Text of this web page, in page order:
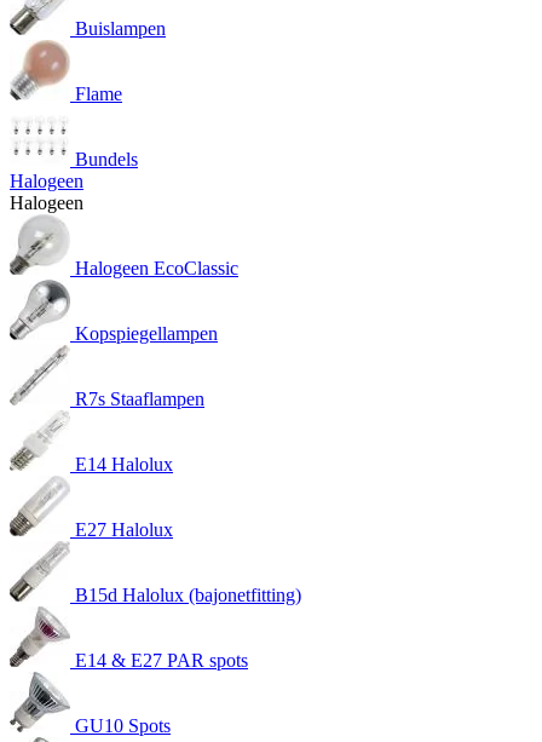
Buislampen
Flame
Bundels
Halogeen
Halogeen
Halogeen EcoClassic
Kopspiegellampen
R7s Staaflampen
E14 Halolux
E27 Halolux
B15d Halolux (bajonetfitting)
E14 & E27 PAR spots
GU10 Spots